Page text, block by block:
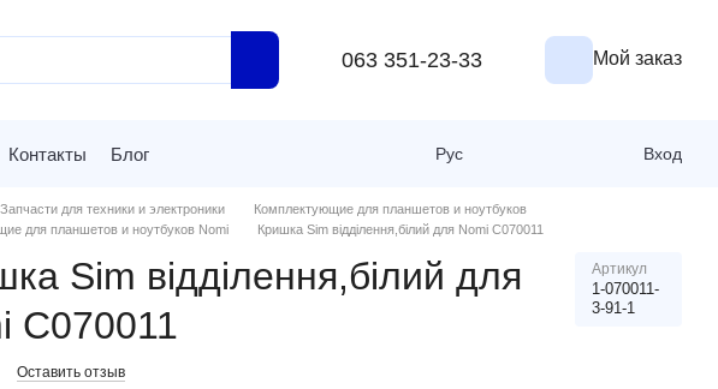
063 351-23-33 Мой заказ
Контакты Блог Рус Вход
Запчасти для техники и электроники
Комплектующие для планшетов и ноутбуков
для планшетов и ноутбуков Nomi
Кришка Sim відділення,білий для Nomi C070011
Sim відділення,білий для
C070011
Артикул
1-070011-
3-91-1
Оставить отзыв